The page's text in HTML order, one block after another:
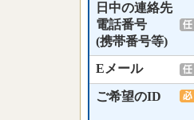
日中の連絡先
電話番号
(携帯番号等)
Eメール
ご希望のID